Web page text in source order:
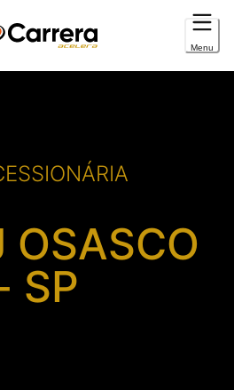
Menu
OSASCO
SP